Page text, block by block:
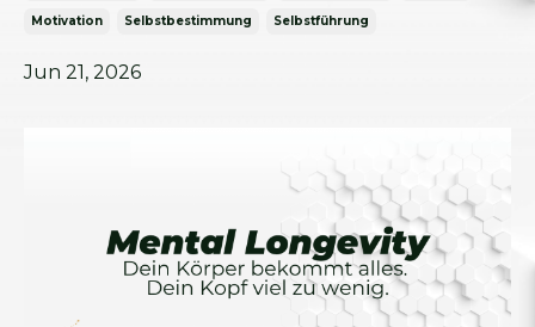
Motivation Selbstbestimmung Selbstführung
Jun 21, 2026